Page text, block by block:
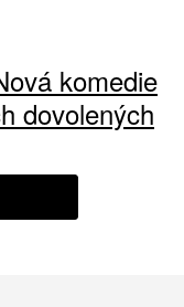
komedie
dovolených